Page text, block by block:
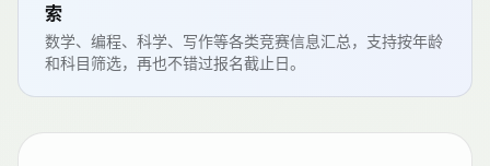
索
数学、编程、科学、写作等各类竞赛信息汇总，支持按年龄
和科目筛选，再也不错过报名截止日。